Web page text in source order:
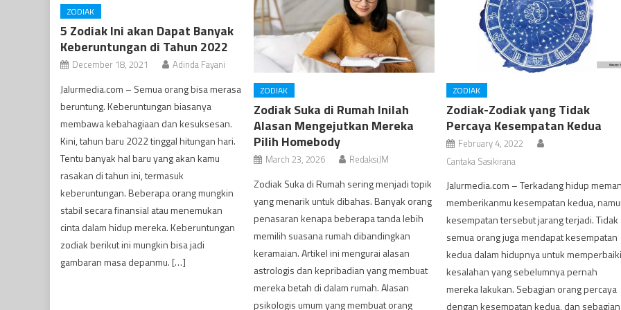
ZODIAK
5 Zodiak Ini akan Dapat Banyak
Keberuntungan di Tahun 2022
December 18, 2021 Adinda Fayani
Jalurmedia.com – Semua orang bisa merasa
beruntung. Keberuntungan biasanya
membawa kebahagiaan dan kesuksesan.
Kini, tahun baru 2022 tinggal hitungan hari.
Tentu banyak hal baru yang akan kamu
rasakan di tahun ini, termasuk
keberuntungan. Beberapa orang mungkin
stabil secara finansial atau menemukan
cinta dalam hidup mereka. Keberuntungan
zodiak berikut ini mungkin bisa jadi
gambaran masa depanmu. […]
ZODIAK
Zodiak Suka di Rumah Inilah
Alasan Mengejutkan Mereka
Pilih Homebody
March 23, 2026 RedaksiJM
Zodiak Suka di Rumah sering menjadi topik
yang menarik untuk dibahas. Banyak orang
penasaran kenapa beberapa tanda lebih
memilih suasana rumah dibandingkan
keramaian. Artikel ini mengurai alasan
astrologis dan kepribadian yang membuat
mereka betah di dalam rumah. Alasan
psikologis umum yang membuat orang
ZODIAK
Zodiak-Zodiak yang Tidak
Percaya Kesempatan Kedua
February 4, 2022
Cantaka Sasikirana
Jalurmedia.com – Terkadang hidup
memberikanmu kesempatan kedua,
kesempatan tersebut jarang terjadi. Tidak
semua orang juga mendapat kesempatan
kedua dalam hidupnya untuk memperbaiki
kesalahan yang sebelumnya pernah
mereka lakukan. Sebagian orang percaya
dengan kesempatan kedua, dan sebagian